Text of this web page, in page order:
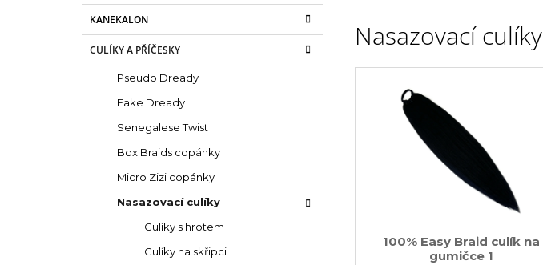
kategorie
K
t
KANEKALON
CULÍKY A PŘÍČESKY
Pseudo Dready
Fake Dready
Senegalese Twist
Box Braids copánky
Micro Zizi copánky
Nasazovací culíky
Culíky s hrotem
Culíky na skřipci
Nasazovací culíky
V
100% Easy Braid culík na
gumičce 1
100% JUMBO BRAID KANEKALON 22
SUPERBRAID
99 Kč
100% EZ KANEKALON 1